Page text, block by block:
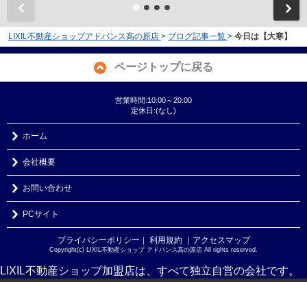
LIXIL不動産ショップアドバンス高の原店 > ブログ記事一覧 > 今日は【大寒】
ページトップに戻る
営業時間:10:00～20:00
定休日:(なし)
ホーム
会社概要
お問い合わせ
PCサイト
プライバシーポリシー ｜ 利用規約 ｜アクセスマップ
Copyright(c) LIXIL不動産ショップ アドバンス高の原店 All rights reserved.
LIXIL不動産ショップ加盟店は、すべて独立自営の会社です。